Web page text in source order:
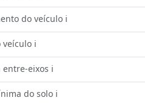
do veículo ℹ️
ℹ️
eixos ℹ️
do solo ℹ️